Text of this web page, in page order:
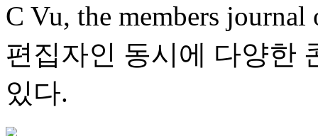
C Vu, the members
편집자인 동시에 다양한
있다.